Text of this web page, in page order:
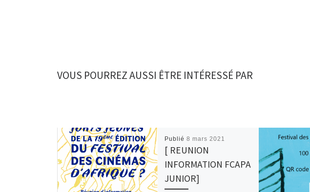
VOUS POURREZ AUSSI ÊTRE INTÉRESSÉ PAR
Publié8 mars 2021
[ REUNION
INFORMATION FCAPA
JUNIOR]